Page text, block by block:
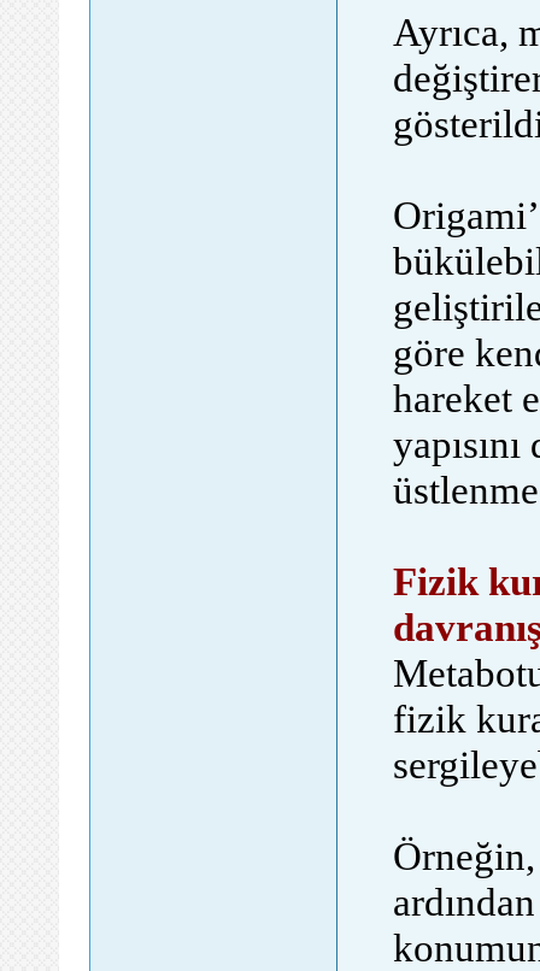
Ayrıca,
göre
hareket
Fizik
fizik